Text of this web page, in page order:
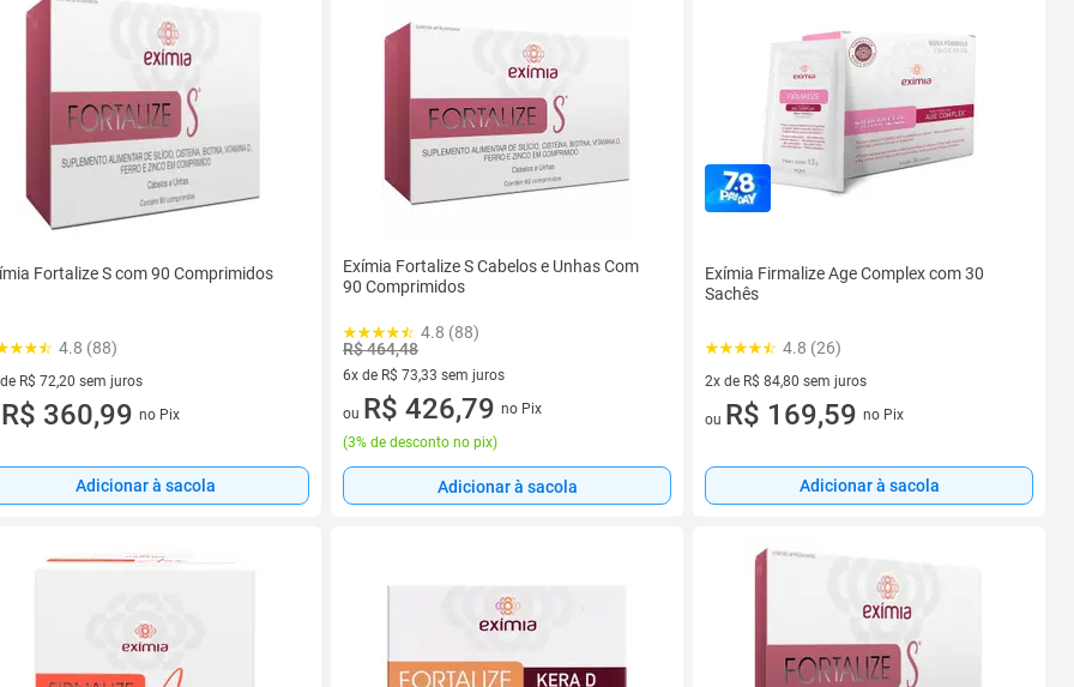
Fortalize S com 90 Comprimidos
4.8 (88)
R$ 72,20 sem juros
de R$ 72,20 sem juros
R$ 360,99 no Pix
Adicionar à sacola
Exímia Fortalize S Cabelos e Unhas Com
90 Comprimidos
4.8 (88)
R$ 464,48
6x de R$ 73,33 sem juros
6 vez de R$ 73,33 sem juros
ou R$ 426,79 no Pix
(3% de desconto no pix)
Adicionar à sacola
Exímia Firmalize Age Complex com 30
Sachês
4.8 (26)
2x de R$ 84,80 sem juros
2 vez de R$ 84,80 sem juros
ou R$ 169,59 no Pix
Adicionar à sacola